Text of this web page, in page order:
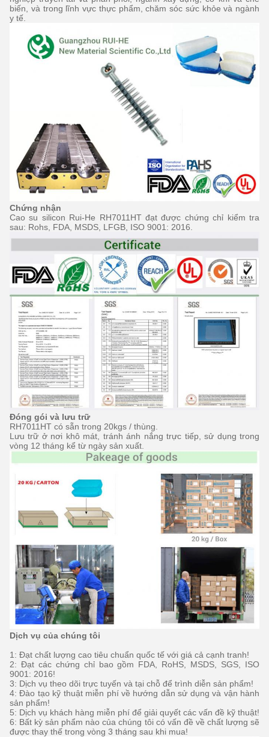
biến, và trong lĩnh vực thực phẩm, chăm sóc sức khỏe và ngành
y tế.
Chứng nhận
Cao su silicon Rui-He RH7011HT đạt được chứng chỉ kiểm tra
sau: Rohs, FDA, MSDS, LFGB, ISO 9001: 2016.
Đóng gói và lưu trữ
RH7011HT có sẵn trong 20kgs / thùng.
Lưu trữ ở nơi khô mát, tránh ánh nắng trực tiếp, sử dụng trong
vòng 12 tháng kể từ ngày sản xuất.
Dịch vụ của chúng tôi
1: Đạt chất lượng cao tiêu chuẩn quốc tế với giá cả cạnh tranh!
2: Đạt các chứng chỉ bao gồm FDA, RoHS, MSDS, SGS, ISO
9001: 2016!
3: Dịch vụ theo dõi trực tuyến và tại chỗ để trình diễn sản phẩm!
4: Đào tạo kỹ thuật miễn phí về hướng dẫn sử dụng và vận hành
sản phẩm!
5: Dịch vụ khách hàng miễn phí để giải quyết các vấn đề kỹ thuật!
6: Bất kỳ sản phẩm nào của chúng tôi có vấn đề về chất lượng sẽ
được thay thế trong vòng 3 tháng sau khi mua!